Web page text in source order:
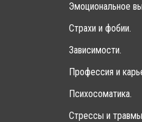
Эмоциональное
Страхи и фобии.
Зависимости.
Профессия и
Психосоматика.
Стрессы и